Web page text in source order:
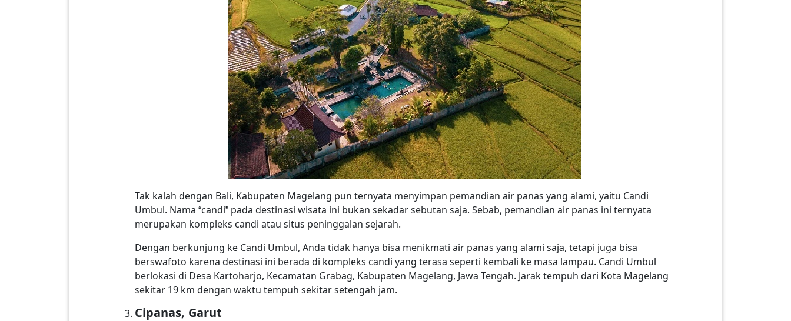
Tak kalah dengan Bali, Kabupaten Magelang pun ternyata menyimpan pemandian air panas yang alami, yaitu Candi
Umbul. Nama “candi” pada destinasi wisata ini bukan sekadar sebutan saja. Sebab, pemandian air panas ini ternyata
merupakan kompleks candi atau situs peninggalan sejarah.
Dengan berkunjung ke Candi Umbul, Anda tidak hanya bisa menikmati air panas yang alami saja, tetapi juga bisa
berswafoto karena destinasi ini berada di kompleks candi yang terasa seperti kembali ke masa lampau. Candi Umbul
berlokasi di Desa Kartoharjo, Kecamatan Grabag, Kabupaten Magelang, Jawa Tengah. Jarak tempuh dari Kota Magelang
sekitar 19 km dengan waktu tempuh sekitar setengah jam.
Cipanas, Garut